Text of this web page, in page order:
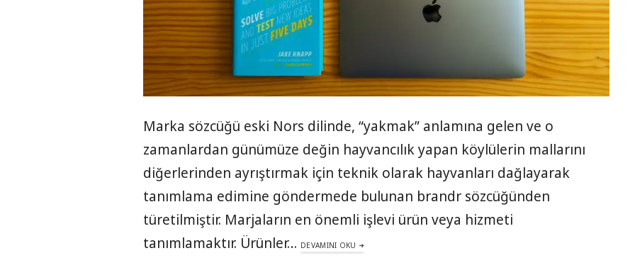
Marka sözcüğü eski Nors dilinde, “yakmak” anlamına gelen ve o
zamanlardan günümüze değin hayvancılık yapan köylülerin mallarını
diğerlerinden ayrıştırmak için teknik olarak hayvanları dağlayarak
tanımlama edimine göndermede bulunan brandr sözcüğünden
türetilmiştir. Marjaların en önemli işlevi ürün veya hizmeti
tanımlamaktır. Ürünler… DEVAMINI OKU